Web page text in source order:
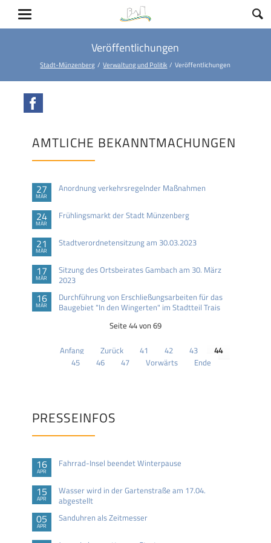
Veröffentlichungen
Stadt-Münzenberg Verwaltung und Politik Veröffentlichungen
AMTLICHE BEKANNTMACHUNGEN
27
MÄR
Anordnung verkehrsregelnder Maßnahmen
24
MÄR
Frühlingsmarkt der Stadt Münzenberg
21
MÄR
Stadtverordnetensitzung am 30.03.2023
17
MÄR
Sitzung des Ortsbeirates Gambach am 30. März
2023
16
MÄR
Durchführung von Erschließungsarbeiten für das
Baugebiet "In den Wingerten" im Stadtteil Trais
Seite 44 von 69
Anfang Zurück 41 42 43
44
45
46 47 Vorwärts Ende
PRESSEINFOS
16
APR
Fahrrad-Insel beendet Winterpause
15
APR
Wasser wird in der Gartenstraße am 17.04.
abgestellt
05
APR
Sanduhren als Zeitmesser